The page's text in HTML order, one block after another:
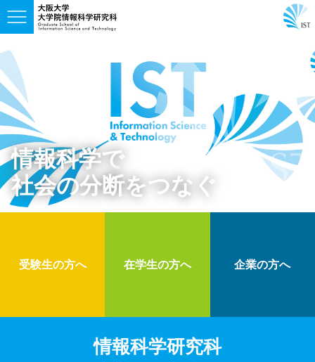
情報科学で
社会の分断をつなぐ
受験生の方へ 在学生の方へ 企業の方へ
情報科学研究科